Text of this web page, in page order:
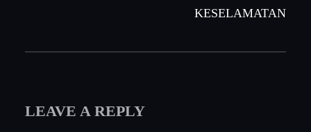
KESELAMATAN
LEAVE A REPLY